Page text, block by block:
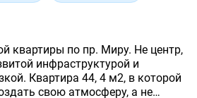
квартиры по пр. Миру. Не центр,
инфраструктурой и
которой
свою атмосферу, а не